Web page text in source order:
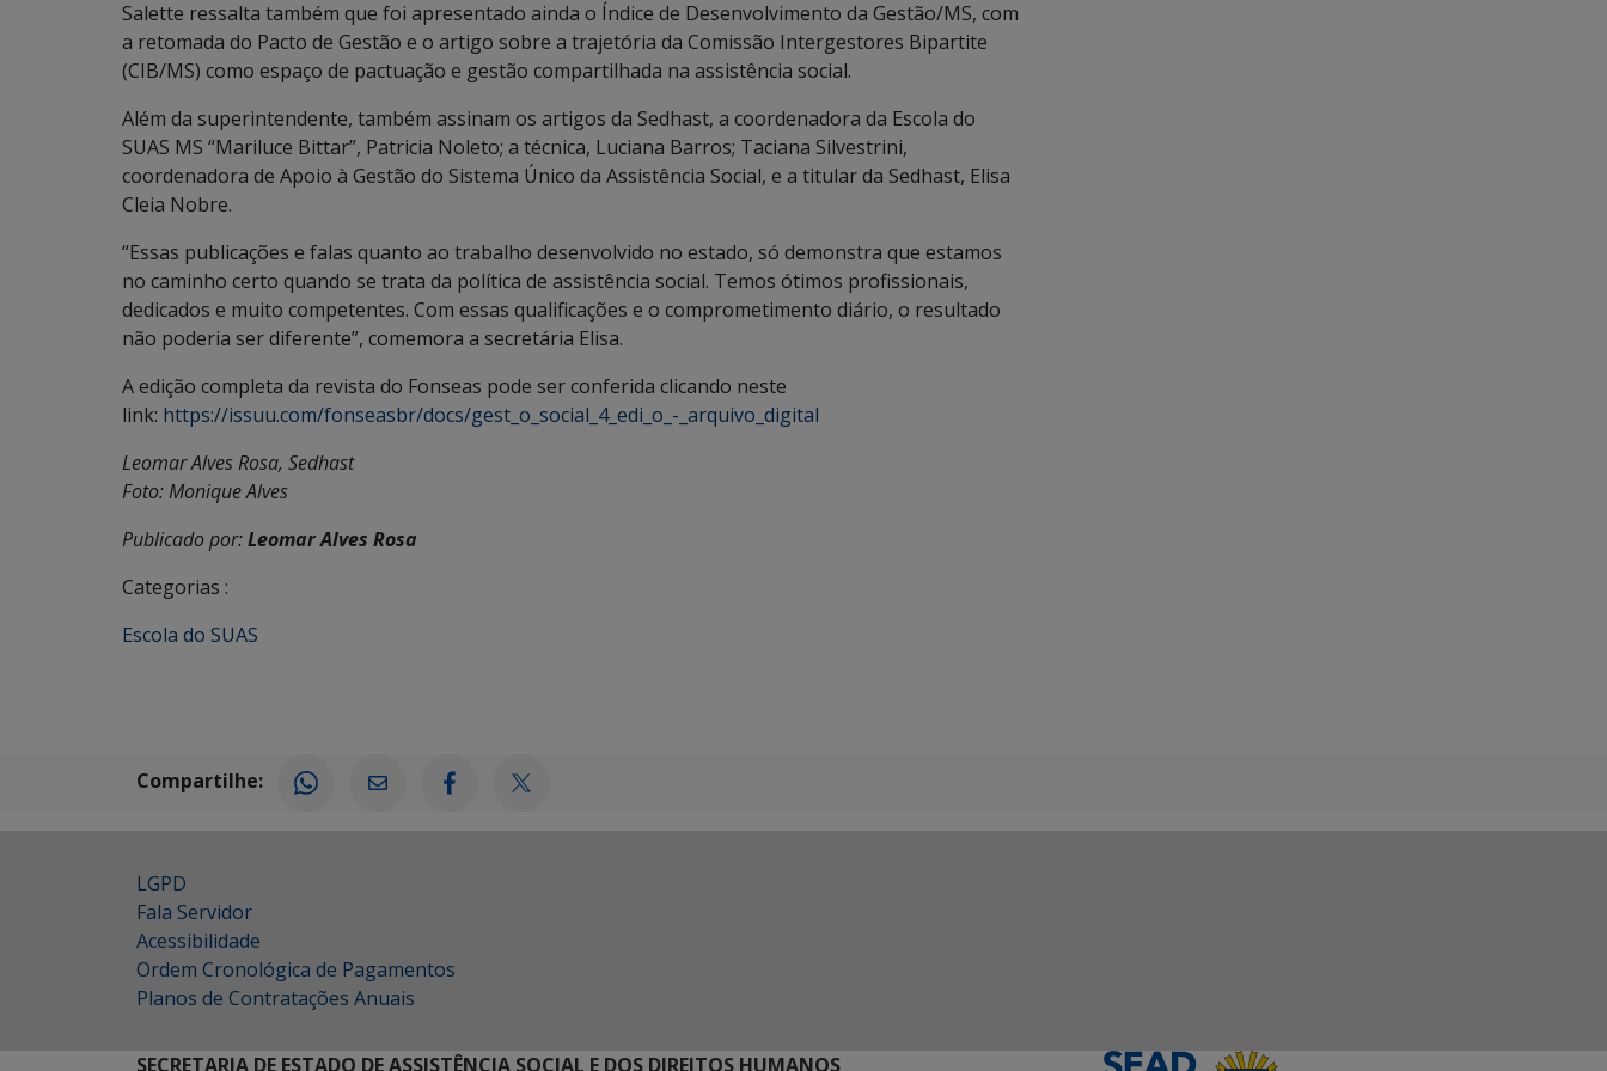
Salette ressalta também que foi apresentado ainda o Índice de Desenvolvimento da Gestão/MS, com
a retomada do Pacto de Gestão e o artigo sobre a trajetória da Comissão Intergestores Bipartite
(CIB/MS) como espaço de pactuação e gestão compartilhada na assistência social.
Além da superintendente, também assinam os artigos da Sedhast, a coordenadora da Escola do
SUAS MS “Mariluce Bittar”, Patricia Noleto; a técnica, Luciana Barros; Taciana Silvestrini,
coordenadora de Apoio à Gestão do Sistema Único da Assistência Social, e a titular da Sedhast, Elisa
Cleia Nobre.
“Essas publicações e falas quanto ao trabalho desenvolvido no estado, só demonstra que estamos
no caminho certo quando se trata da política de assistência social. Temos ótimos profissionais,
dedicados e muito competentes. Com essas qualificações e o comprometimento diário, o resultado
não poderia ser diferente”, comemora a secretária Elisa.
A edição completa da revista do Fonseas pode ser conferida clicando neste
link: https://issuu.com/fonseasbr/docs/gest_o_social_4_edi_o_-_arquivo_digital
Leomar Alves Rosa, Sedhast
Foto: Monique Alves
Publicado por:Leomar Alves Rosa
Categorias :
Escola do SUAS
Compartilhe:
LGPD
Fala Servidor
Acessibilidade
Ordem Cronológica de Pagamentos
Planos de Contratações Anuais
SECRETARIA DE ESTADO DE ASSISTÊNCIA SOCIAL E DOS DIREITOS HUMANOS